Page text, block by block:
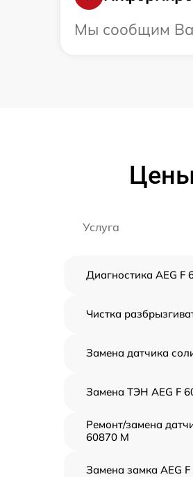
Мы сообщим
Услуга
Диагностика AEG F
Чистка
Замена датчика
Замена ТЭН AEG F
Ремонт/замена
60870 M
Замена замка AEG